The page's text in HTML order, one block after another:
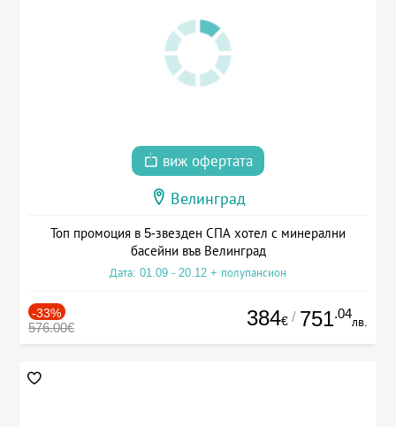
виж офертата
Велинград
Топ промоция в 5-звезден СПА хотел с минерални
басейни във Велинград
Дата: 01.09 - 20.12 + полупансион
-33%
576.00€ 384€ / 751.04
лв.